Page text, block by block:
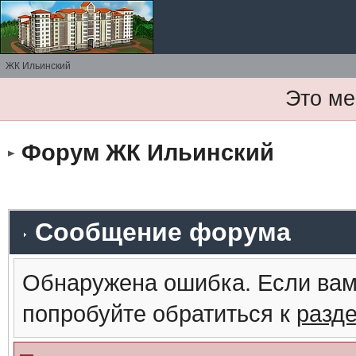
ЖК Ильинский
Это
Форум ЖК Ильинский
Сообщение форума
Обнаружена ошибка. Если
попробуйте обратиться к